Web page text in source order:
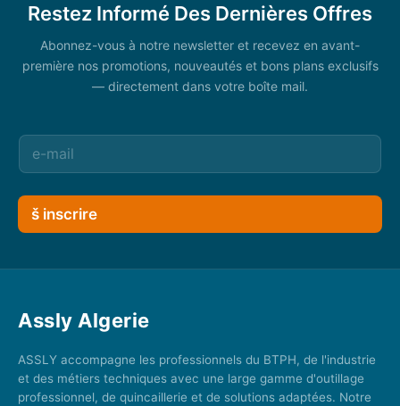
Restez Informé Des Dernières Offres
Abonnez-vous à notre newsletter et recevez en avant-
première nos promotions, nouveautés et bons plans exclusifs
— directement dans votre boîte mail.
š inscrire
Assly Algerie
ASSLY accompagne les professionnels du BTPH, de l'industrie
et des métiers techniques avec une large gamme d'outillage
professionnel, de quincaillerie et de solutions adaptées. Notre